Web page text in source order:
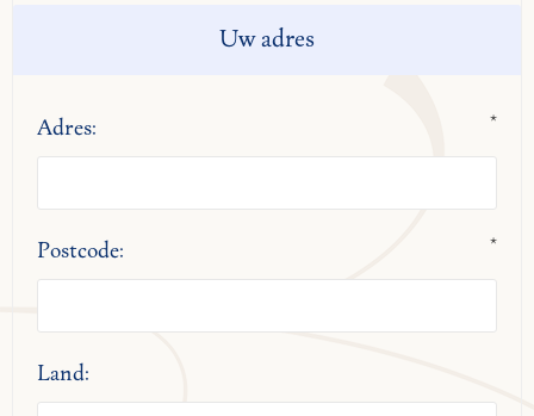
Uw adres
Adres: *
Postcode: *
Land: